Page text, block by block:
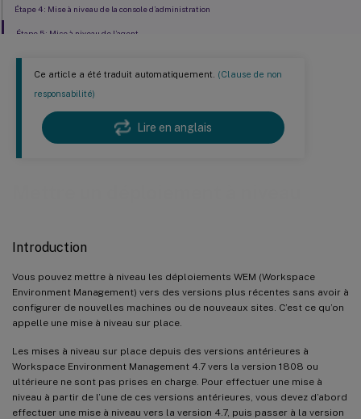
Ce article a été traduit automatiquement. (Clause de non
responsabilité)
Lire en anglais
Introduction
Vous pouvez mettre à niveau les déploiements WEM (Workspace
Environment Management) vers des versions plus récentes sans avoir à
configurer de nouvelles machines ou de nouveaux sites. C’est ce qu’on
appelle une mise à niveau sur place.
Les mises à niveau sur place depuis des versions antérieures à
Workspace Environment Management 4.7 vers la version 1808 ou
ultérieure ne sont pas prises en charge. Pour effectuer une mise à
niveau à partir de l’une de ces versions antérieures, vous devez d’abord
effectuer une mise à niveau vers la version 4.7, puis passer à la version
Étape 4 : Mise à niveau de la console d’administration
Étape 5 : Mise à niveau de l’agent